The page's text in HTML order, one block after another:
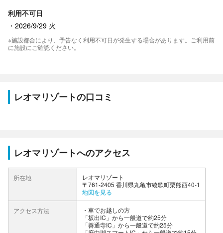
利用不可日
2026/9/29 火
※施設都合により、予告なく利用不可日が発生する場合があります。ご利用前
に施設にご確認ください。
レオマリゾートの口コミ
レオマリゾートへのアクセス
所在地
レオマリゾート
〒761-2405 香川県丸亀市綾歌町栗熊西40-1
地図を見る
アクセス方法
車でお越しの方
「坂出IC」から一般道で約25分
「善通寺IC」から一般道で約25分